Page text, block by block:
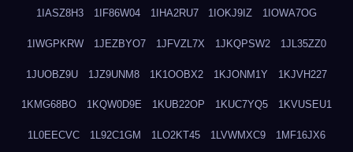
1IASZ8H3 1IF86W04 1IHA2RU7 1IOKJ9IZ 1IOWA7OG
1IWGPKRW 1JEZBYO7 1JFVZL7X 1JKQPSW2 1JL35ZZ0
1JUOBZ9U 1JZ9UNM8 1K1OOBX2 1KJONM1Y 1KJVH227
1KMG68BO 1KQW0D9E 1KUB22OP 1KUC7YQ5 1KVUSEU1
1L0EECVC 1L92C1GM 1LO2KT45 1LVWMXC9 1MF16JX6